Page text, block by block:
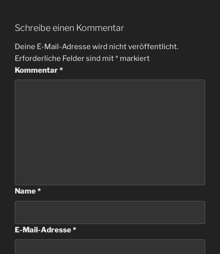
Schreibe einen Kommentar
Deine E-Mail-Adresse wird nicht veröffentlicht.
Erforderliche Felder sind mit* markiert
Kommentar*
Name*
E-Mail-Adresse*